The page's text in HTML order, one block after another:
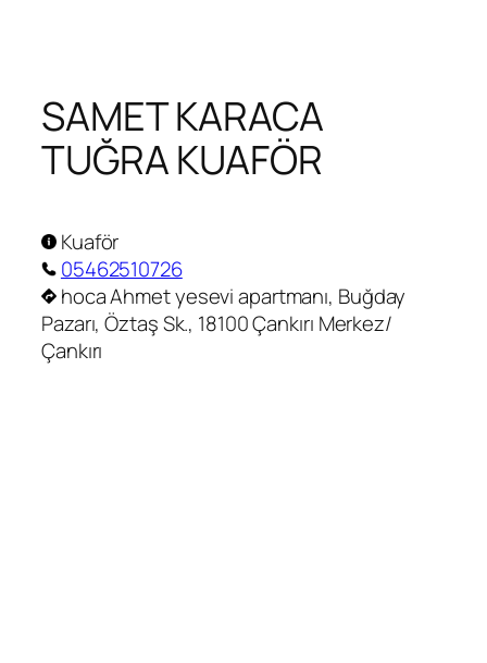
springen
SAMET KARACA
TUĞRA KUAFÖR
Kuaför
05462510726
hoca Ahmet yesevi apartmanı, Buğday
Pazarı, Öztaş Sk., 18100 Çankırı Merkez/
Çankırı